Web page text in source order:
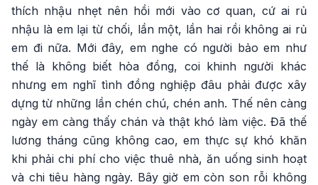
thích nhậu nhẹt nên hồi mới vào cơ quan, cứ ai rủ
nhậu là em lại từ chối, lần một, lần hai rồi không ai rủ
em đi nữa. Mới đây, em nghe có người bảo em như
thế là không biết hòa đồng, coi khinh người khác
nhưng em nghĩ tình đồng nghiệp đâu phải được xây
dựng từ những lần chén chú, chén anh. Thế nên càng
ngày em càng thấy chán và thật khó làm việc. Đã thế
lương tháng cũng không cao, em thực sự khó khăn
khi phải chi phí cho việc thuê nhà, ăn uống sinh hoạt
và chi tiêu hàng ngày. Bây giờ em còn son rỗi không